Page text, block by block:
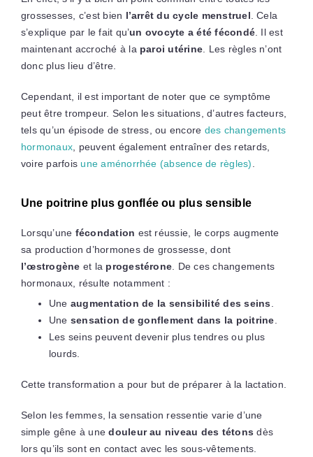
grossesses, c’est bien l’arrêt du cycle menstruel . Cela
s’explique par le fait qu’un ovocyte a été fécondé . Il est
maintenant accroché à la paroi utérine . Les règles n’ont
donc plus lieu d’être.
Cependant, il est important de noter que ce symptôme
peut être trompeur. Selon les situations, d’autres facteurs,
tels qu’un épisode de stress, ou encore des changements
hormonaux , peuvent également entraîner des retards,
voire parfois une aménorrhée (absence de règles)
Une poitrine plus gonflée ou plus sensible
Lorsqu’une fécondation est réussie, le corps augmente
sa production d’hormones de grossesse, dont
l’œstrogène et la progestérone . De ces changements
hormonaux, résulte notamment :
Une augmentation de la sensibilité des seins
Une sensation de gonflement dans la poitrine
Les seins peuvent devenir plus tendres ou plus
lourds.
Cette transformation a pour but de préparer à la lactation.
Selon les femmes, la sensation ressentie varie d’une
simple gêne à unedouleur au niveau des tétons dès
lors qu’ils sont en contact avec les sous-vêtements.